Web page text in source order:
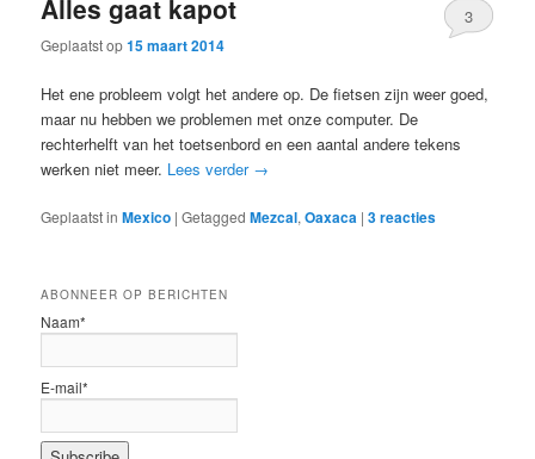
Alles gaat kapot
Geplaatst op15 maart 2014
3
Het ene probleem volgt het andere op. De fietsen zijn weer goed,
maar nu hebben we problemen met onze computer. De
rechterhelft van het toetsenbord en een aantal andere tekens
werken niet meer. Lees verder →
Geplaatst in Mexico |Getagged Mezcal,Oaxaca |3reacties
ABONNEER OP BERICHTEN
Naam*
E-mail*